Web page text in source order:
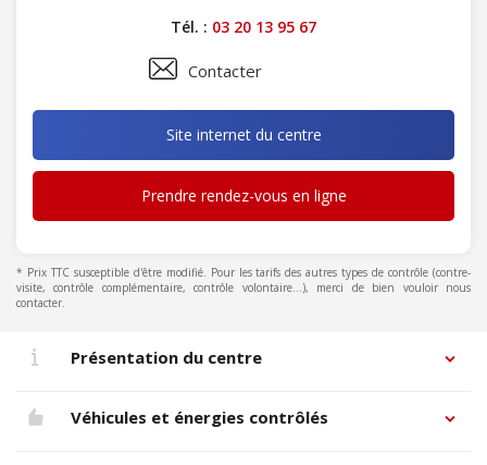
Tél. : 03 20 13 95 67
Contacter
Site internet du centre
Prendre rendez-vous en ligne
* Prix TTC susceptible d'être modifié. Pour les tarifs des autres types de contrôle (contre-
visite, contrôle complémentaire, contrôle volontaire...), merci de bien vouloir nous
contacter.
Présentation du centre
Véhicules et énergies contrôlés